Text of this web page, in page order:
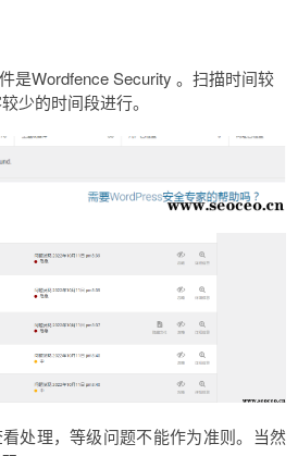
是Wordfence Security 。扫描时间较
少的时间段进行。
处理，等级问题不能作为准则。当然